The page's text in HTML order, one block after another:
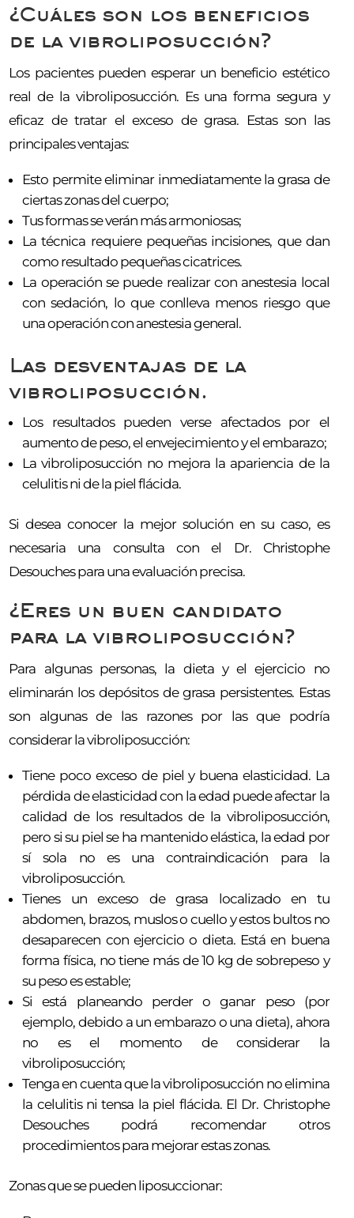
¿Cuáles son los beneficios
de la vibroliposucción?
Los pacientes pueden esperar un beneficio estético
real de la vibroliposucción. Es una forma segura y
eficaz de tratar el exceso de grasa. Estas son las
principales ventajas:
Esto permite eliminar inmediatamente la grasa de
ciertas zonas del cuerpo;
Tus formas se verán más armoniosas;
La técnica requiere pequeñas incisiones, que dan
como resultado pequeñas cicatrices.
La operación se puede realizar con anestesia local
con sedación, lo que conlleva menos riesgo que
una operación con anestesia general.
Las desventajas de la
vibroliposucción.
Los resultados pueden verse afectados por el
aumento de peso, el envejecimiento y el embarazo;
La vibroliposucción no mejora la apariencia de la
celulitis ni de la piel flácida.
Si desea conocer la mejor solución en su caso, es
necesaria una consulta con el Dr. Christophe
Desouches para una evaluación precisa.
¿Eres un buen candidato
para la vibroliposucción?
Para algunas personas, la dieta y el ejercicio no
eliminarán los depósitos de grasa persistentes. Estas
son algunas de las razones por las que podría
considerar la vibroliposucción:
Tiene poco exceso de piel y buena elasticidad. La
pérdida de elasticidad con la edad puede afectar la
calidad de los resultados de la vibroliposucción,
pero si su piel se ha mantenido elástica, la edad por
sí sola no es una contraindicación para la
vibroliposucción.
Tienes un exceso de grasa localizado en tu
abdomen, brazos, muslos o cuello y estos bultos no
desaparecen con ejercicio o dieta. Está en buena
forma física, no tiene más de 10 kg de sobrepeso y
su peso es estable;
Si está planeando perder o ganar peso (por
ejemplo, debido a un embarazo o una dieta), ahora
no es el momento de considerar la
vibroliposucción;
Tenga en cuenta que la vibroliposucción no elimina
la celulitis ni tensa la piel flácida. El Dr. Christophe
Desouches podrá recomendar otros
procedimientos para mejorar estas zonas.
Zonas que se pueden liposuccionar: